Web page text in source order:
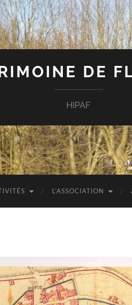
DE
HIPAF
L’ASSOCIATION